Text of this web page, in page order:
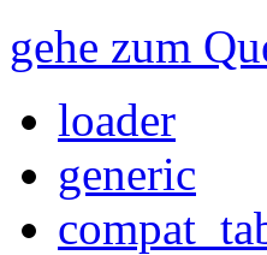
gehe zum
loader
generic